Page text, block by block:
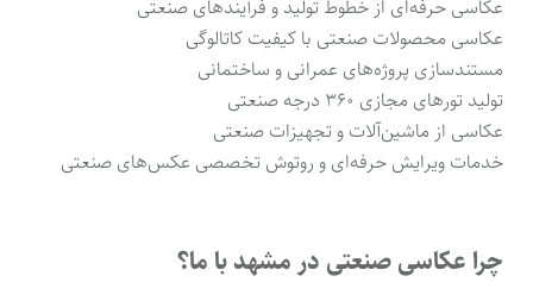
عکاسی حرفه‌ای از خطوط تولید و فرآیندهای صنعتی
عکاسی محصولات صنعتی با کیفیت کاتالوگی
مستندسازی پروژه‌های عمرانی و ساختمانی
تولید تورهای مجازی ۳۶۰ درجه صنعتی
عکاسی از ماشین‌آلات و تجهیزات صنعتی
خدمات ویرایش حرفه‌ای و روتوش تخصصی عکس‌های صنعتی
چرا عکاسی صنعتی در مشهد با ما؟